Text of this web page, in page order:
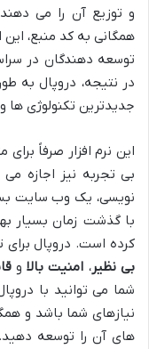
و توزیع آن را می
همگانی به کد منبع،
توسعه دهندگان در
در نتیجه، دروپال به
جدیدترین تکنولوژی ها
این نرم افزار صرفاً
بی تجربه نیز اجازه
نویسی، یک وب سایت
با گذشت زمان بسیار
کرده است. دروپال برای
بی نظیر، امنیت بالاو
شما می توانید با
نیازهای شما باشد و
های آن را توسعه